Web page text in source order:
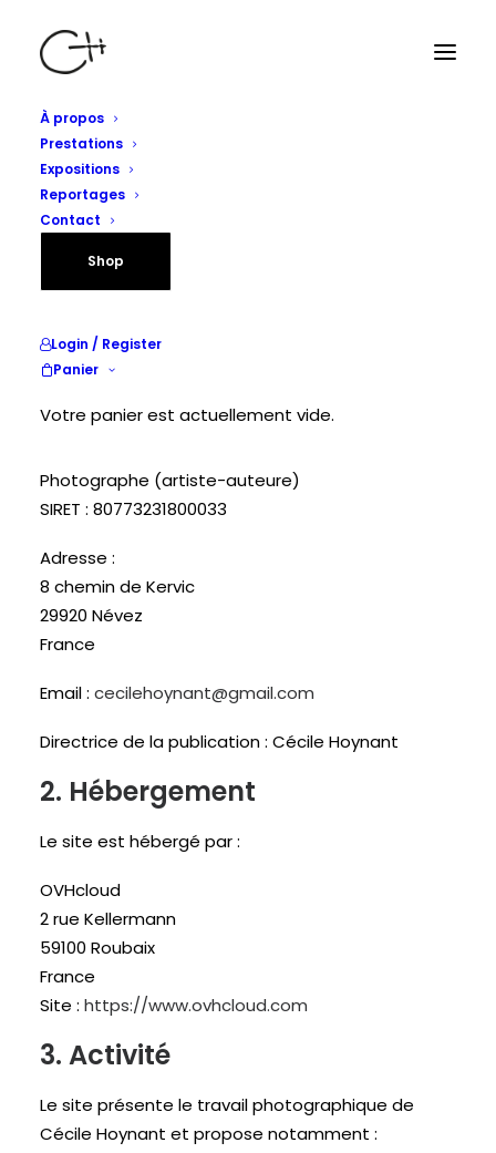
À propos
Prestations
Expositions
Reportages
Contact
Shop
Login / Register
Panier
Votre panier est actuellement vide.
Mentions légales
Dernière mise à jour : avril 2026
1. Éditeur du site
Photographe (artiste-auteure)
SIRET : 80773231800033
Adresse :
8 chemin de Kervic
29920 Névez
France
Email : cecilehoynant@gmail.com
Directrice de la publication : Cécile Hoynant
2. Hébergement
Le site est hébergé par :
OVHcloud
2 rue Kellermann
59100 Roubaix
France
Site : https://www.ovhcloud.com
3. Activité
Le site présente le travail photographique de
Cécile Hoynant et propose notamment :